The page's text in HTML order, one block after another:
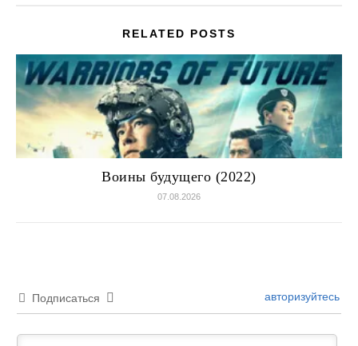
RELATED POSTS
Воины будущего (2022)
07.08.2026
Подписаться авторизуйтесь